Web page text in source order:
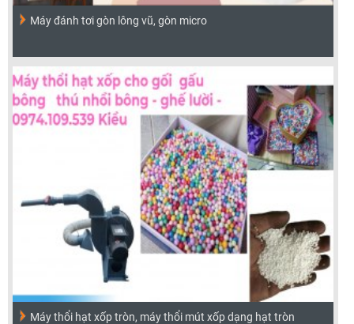
Máy đánh tơi gòn lông vũ, gòn micro
Máy thổi hạt xốp tròn, máy thổi mút xốp dạng hạt tròn